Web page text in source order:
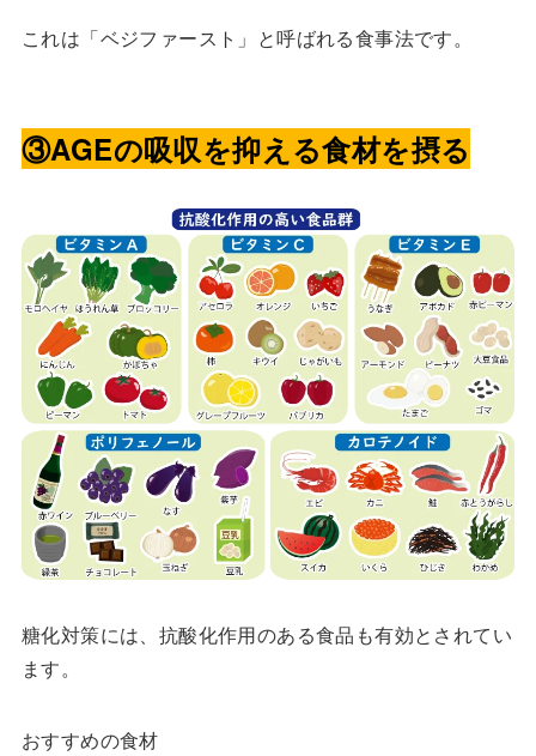
これは「ベジファースト」と呼ばれる食事法です。
③AGEの吸収を抑える食材を摂る
糖化対策には、抗酸化作用のある食品も有効とされてい
ます。
おすすめの食材